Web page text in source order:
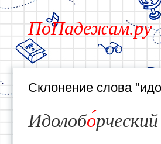
ПоПадежам.ру
Склонение слова
Идолоборческий